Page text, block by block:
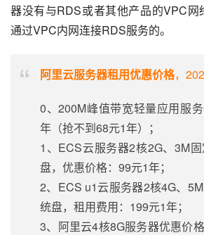
器没有与RDS或者其他产品的VPC网
通过VPC内网连接RDS服务的。
阿里云服务器租用优惠价格，
0、200M峰值带宽轻量应用服
年（抢不到68元1年）；
1、ECS云服务器2核2G、3M
盘，优惠价格：99元1年；
2、ECS u1云服务器2核4G、
统盘，租用费用：199元1年；
3、阿里云4核8G服务器优惠价